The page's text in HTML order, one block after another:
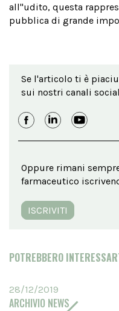
all''udito, questa
pubblica di grande
Se l'articolo ti è
sui nostri canali
Oppure rimani
farmaceutico
ISCRIVITI
POTREBBERO
28/12/2019
ARCHIVIO NEWS